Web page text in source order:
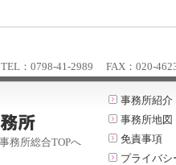
：0798-41-2989 FAX：020-
務所総合TOPへ
事務所紹介
事務所地図
免責事項
プライバシ